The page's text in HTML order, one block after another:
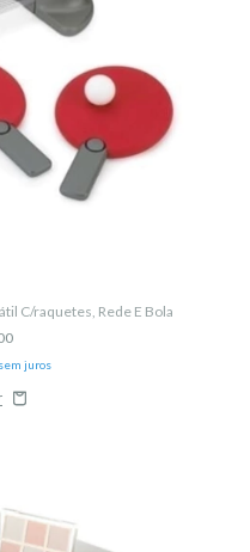
C/raquetes, Rede E Bola
sem juros